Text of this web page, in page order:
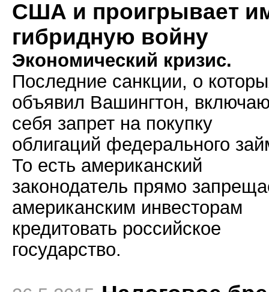
США и проигрывает
гибридную войну
Экономический кризис.
Последние санкции, о
объявил Вашингтон,
себя запрет на покупку
облигаций федерального
То есть американский
законодатель прямо
американским инвесторам
кредитовать российское
государство.